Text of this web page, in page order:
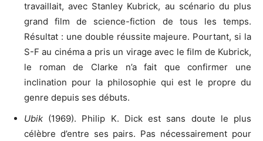
travaillait, avec Stanley Kubrick, au scénario du plus
grand film de science-fiction de tous les temps.
Résultat : une double réussite majeure. Pourtant, si la
S-F au cinéma a pris un virage avec le film de Kubrick,
le roman de Clarke n’a fait que confirmer une
inclination pour la philosophie qui est le propre du
genre depuis ses débuts.
Ubik (1969). Philip K. Dick est sans doute le plus
célèbre d’entre ses pairs. Pas nécessairement pour